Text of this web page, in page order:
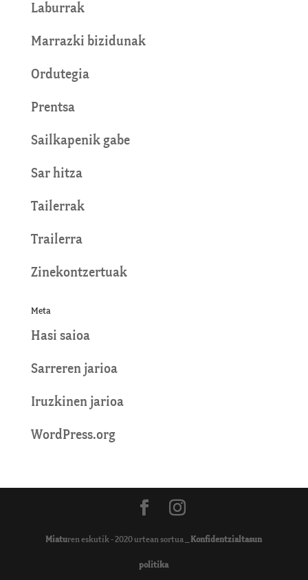
Laburrak
Marrazki bizidunak
Ordutegia
Prentsa
Sailkapenik gabe
Sar hitza
Tailerrak
Trailerra
Zinekontzertuak
Meta
Hasi saioa
Sarreren jarioa
Iruzkinen jarioa
WordPress.org
Miaturen eskutik - 2020 urtean sortua _ Konfidentzialtasun
politika